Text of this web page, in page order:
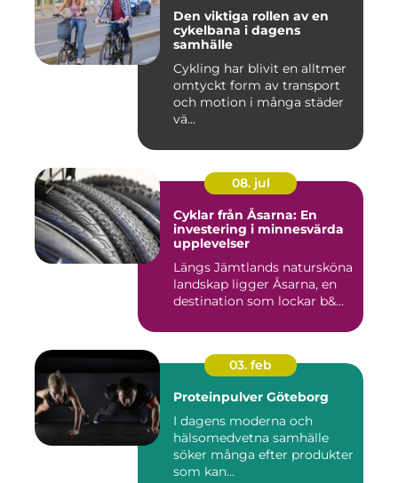
Den viktiga rollen av en
cykelbana i dagens
samhälle
Cykling har blivit en alltmer
omtyckt form av transport
och motion i många städer
vä...
08. jul
Cyklar från Åsarna: En
investering i minnesvärda
upplevelser
Längs Jämtlands natursköna
landskap ligger Åsarna, en
destination som lockar b&...
03. feb
Proteinpulver Göteborg
I dagens moderna och
hälsomedvetna samhälle
söker många efter produkter
som kan...